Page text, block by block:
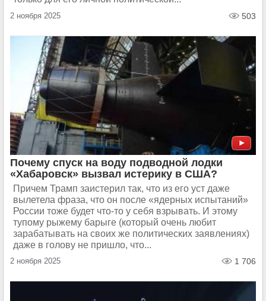
2 ноября 2025 503
Почему спуск на воду подводной лодки
«Хабаровск» вызвал истерику в США?
Причем Трамп заистерил так, что из его уст даже
вылетела фраза, что он после «ядерных испытаний»
России тоже будет что-то у себя взрывать. И этому
тупому рыжему барыге (который очень любит
зарабатывать на своих же политических заявлениях)
даже в голову не пришло, что...
2 ноября 2025 1 706